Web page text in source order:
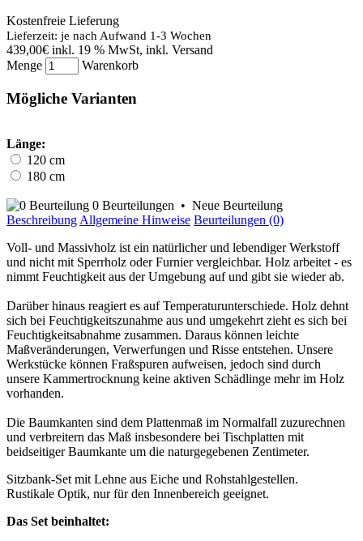
Kostenfreie Lieferung
Lieferzeit: je nach Aufwand 1-3 Wochen
439,00€ inkl. 19 % MwSt, inkl. Versand
Menge
Warenkorb
Mögliche Varianten
Länge:
120 cm
180 cm
0 Beurteilungen • Neue Beurteilung
Beschreibung Allgemeine Hinweise Beurteilungen (0)
Voll- und Massivholz ist ein natürlicher und lebendiger Werkstoff
und nicht mit Sperrholz oder Furnier vergleichbar. Holz arbeitet - es
nimmt Feuchtigkeit aus der Umgebung auf und gibt sie wieder ab.
Darüber hinaus reagiert es auf Temperaturunterschiede. Holz dehnt
sich bei Feuchtigkeitszunahme aus und umgekehrt zieht es sich bei
Feuchtigkeitsabnahme zusammen. Daraus können leichte
Maßveränderungen, Verwerfungen und Risse entstehen. Unsere
Werkstücke können Fraßspuren aufweisen, jedoch sind durch
unsere Kammertrocknung keine aktiven Schädlinge mehr im Holz
vorhanden.
Die Baumkanten sind dem Plattenmaß im Normalfall zuzurechnen
und verbreitern das Maß insbesondere bei Tischplatten mit
beidseitiger Baumkante um die naturgegebenen Zentimeter.
Sitzbank-Set mit Lehne aus Eiche und Rohstahlgestellen.
Rustikale Optik, nur für den Innenbereich geeignet.
Das Set beinhaltet: